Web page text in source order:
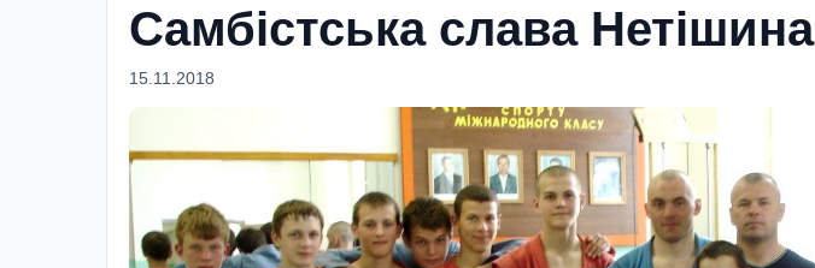
Самбiстська слава Нетiшина
15.11.2018